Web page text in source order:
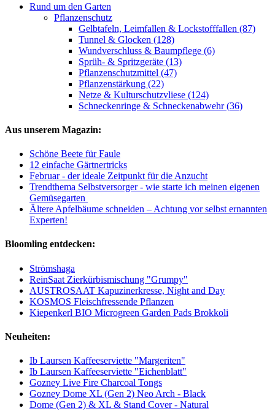
Rund um den Garten
Pflanzenschutz
Gelbtafeln, Leimfallen & Lockstofffallen (87)
Tunnel & Glocken (128)
Wundverschluss & Baumpflege (6)
Sprüh- & Spritzgeräte (13)
Pflanzenschutzmittel (47)
Pflanzenstärkung (22)
Netze & Kulturschutzvliese (124)
Schneckenringe & Schneckenabwehr (36)
Aus unserem Magazin:
Schöne Beete für Faule
12 einfache Gärtnertricks
Februar - der ideale Zeitpunkt für die Anzucht
Trendthema Selbstversorger - wie starte ich meinen eigenen
Gemüsegarten
Ältere Apfelbäume schneiden – Achtung vor selbst ernannten
Experten!
Bloomling entdecken:
Strömshaga
ReinSaat Zierkürbismischung "Grumpy"
AUSTROSAAT Kapuzinerkresse, Night and Day
KOSMOS Fleischfressende Pflanzen
Kiepenkerl BIO Microgreen Garden Pads Brokkoli
Neuheiten:
Ib Laursen Kaffeeserviette "Margeriten"
Ib Laursen Kaffeeserviette "Eichenblatt"
Gozney Live Fire Charcoal Tongs
Gozney Dome XL (Gen 2) Neo Arch - Black
Dome (Gen 2) & XL & Stand Cover - Natural